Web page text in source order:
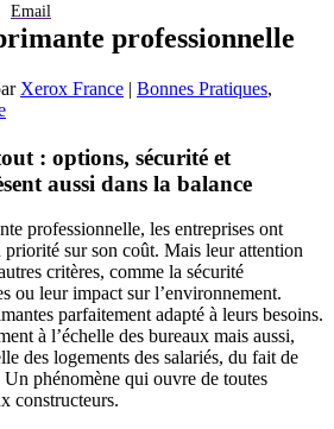
Email
professionnelle
Xerox France | Bonnes Pratiques,
: options, sécurité et
aussi dans la balance
professionnelle, les entreprises ont
priorité sur son coût. Mais leur attention
critères, comme la sécurité
ou leur impact sur l’environnement.
parfaitement adapté à leurs besoins.
à l’échelle des bureaux mais aussi,
des logements des salariés, du fait de
phénomène qui ouvre de toutes
constructeurs.